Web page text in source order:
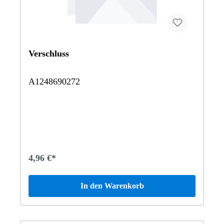
Verschluss
A1248690272
4,96 €*
In den Warenkorb